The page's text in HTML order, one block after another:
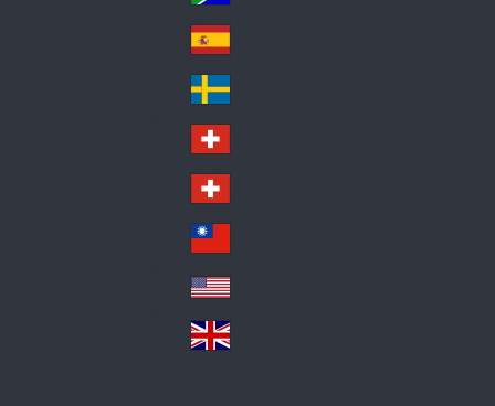
kia
So
uth
Af
ric
a
Sp
ain
Sw
ed
en
Sw
itz
erl
an
d
Sw
itz
erl
an
d
wa
n
A